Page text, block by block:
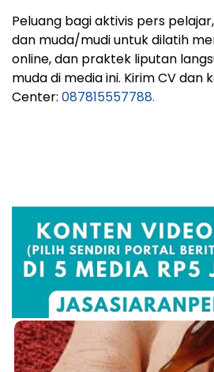
Peluang bagi aktivis pers
dan muda/mudi untuk dilatih
online, dan praktek liputan
muda di media ini. Kirim CV dan
Center: 087815557788.